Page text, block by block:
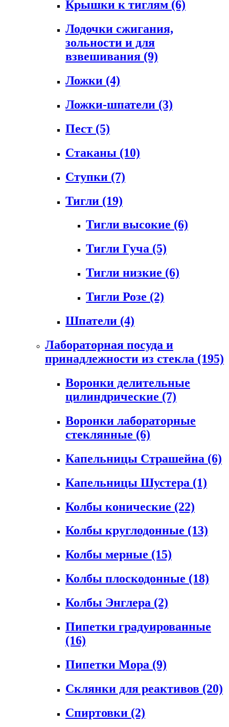
Крышки к тиглям (6)
Лодочки сжигания,
зольности и для
взвешивания (9)
Ложки (4)
Ложки-шпатели (3)
Пест (5)
Стаканы (10)
Ступки (7)
Тигли (19)
Тигли высокие (6)
Тигли Гуча (5)
Тигли низкие (6)
Тигли Розе (2)
Шпатели (4)
Лабораторная посуда и
принадлежности из стекла (195)
Воронки делительные
цилиндрические (7)
Воронки лабораторные
стеклянные (6)
Капельницы Страшейна (6)
Капельницы Шустера (1)
Колбы конические (22)
Колбы круглодонные (13)
Колбы мерные (15)
Колбы плоскодонные (18)
Колбы Энглера (2)
Пипетки градуированные
(16)
Пипетки Мора (9)
Склянки для реактивов (20)
Спиртовки (2)